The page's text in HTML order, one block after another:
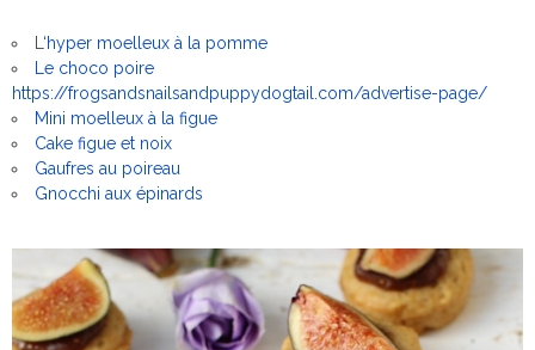
L ‘hyper moelleux à la pomme
Le choco poire
https://frogsandsnailsandpuppydogtail.com/advertise-page/
Mini moelleux à la figue
Cake figue et noix
Gaufres au poireau
Gnocchi aux épinards